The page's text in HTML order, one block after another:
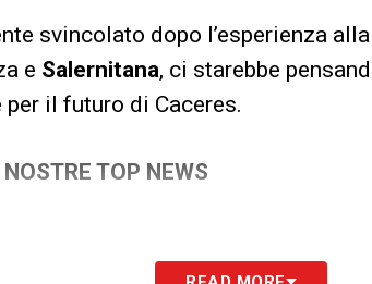
svincolato dopo l’esperienza
e Salernitana, ci starebbe
il futuro di Caceres.
TOP NEWS